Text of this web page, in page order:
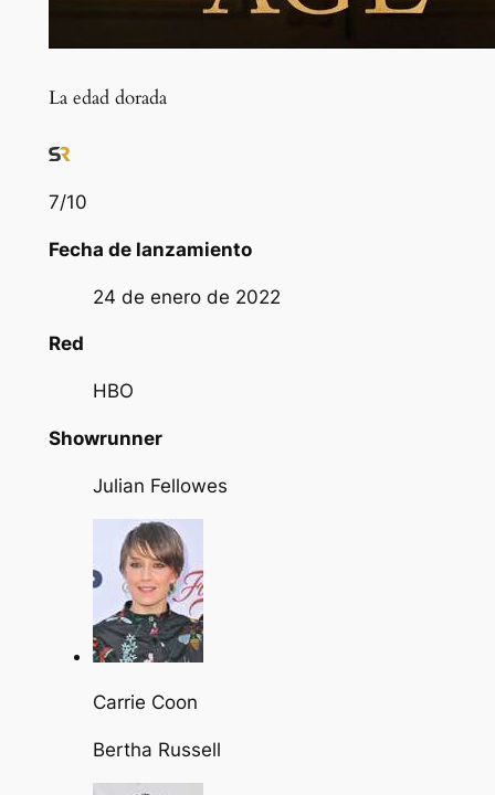
La edad dorada
7/10
Fecha de lanzamiento
24 de enero de 2022
Red
HBO
Showrunner
Julian Fellowes
Carrie Coon
Bertha Russell